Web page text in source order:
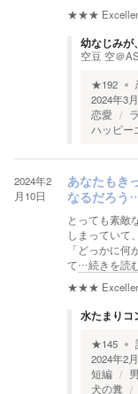
★★★
幼なじみが
空豆 空＠
★192
2024年3
恋愛
ハッピー
2024年2
月10日
あなたもき
なるだろう
とっても素敵
しまっていて
「どっかに
て…続きを読
★★★
水たまりコ
★145
2024年2
短編
犬の糞